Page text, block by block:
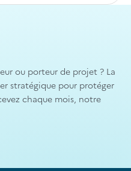
ou porteur de projet ? La
stratégique pour protéger
chaque mois, notre